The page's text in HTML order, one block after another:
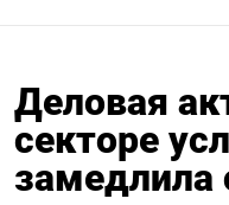
Деловая
секторе
замедлила